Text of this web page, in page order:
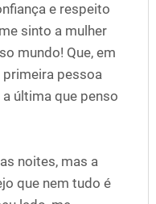
e respeito
sinto a mulher
mundo! Que, em
primeira pessoa
última que penso
noites, mas a
que nem tudo é